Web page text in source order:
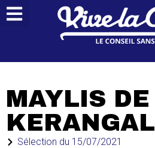
MAYLIS DE
KERANGAL
Sélection du 15/07/2021